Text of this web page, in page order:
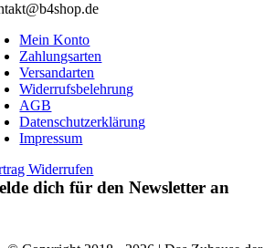
Mein Konto
Zahlungsarten
Versandarten
Widerrufsbelehrung
AGB
Datenschutzerklärung
Impressum
Widerrufen
dich für den Newsletter an